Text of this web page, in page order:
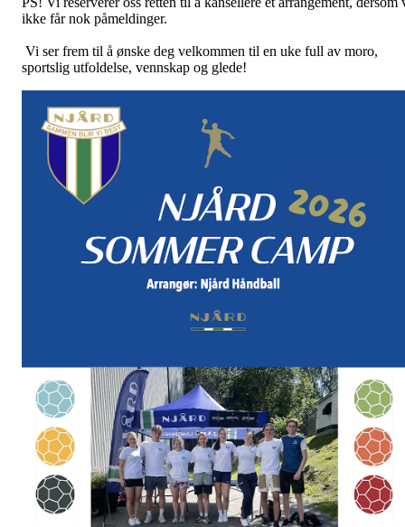
ikke får nok påmeldinger.
Vi ser frem til å ønske deg velkommen til en uke full av moro,
sportslig utfoldelse, vennskap og glede!